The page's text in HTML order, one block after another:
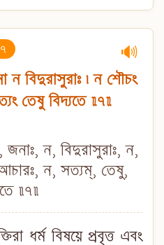
🔊
ন বিদুরাসুরাঃ ৷ ন শৌচং
তেষু বিদ্যতে ॥৭॥
জনাঃ, ন, বিদুরাসুরাঃ, ন,
ন, সত্যম্, তেষু,
॥৭॥
ধর্ম বিষয়ে প্রবৃত্ত এবং